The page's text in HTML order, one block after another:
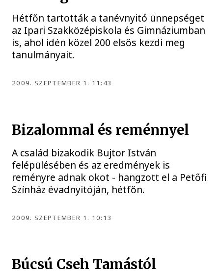
Hétfőn tartották a tanévnyitó ünnepséget
az Ipari Szakközépiskola és Gimnáziumban
is, ahol idén közel 200 elsős kezdi meg
tanulmányait.
2009. SZEPTEMBER 1. 11:43
Bizalommal és reménnyel
A család bizakodik Bujtor István
felépülésében és az eredmények is
reményre adnak okot - hangzott el a Petőfi
Színház évadnyitóján, hétfőn.
2009. SZEPTEMBER 1. 10:13
Búcsú Cseh Tamástól